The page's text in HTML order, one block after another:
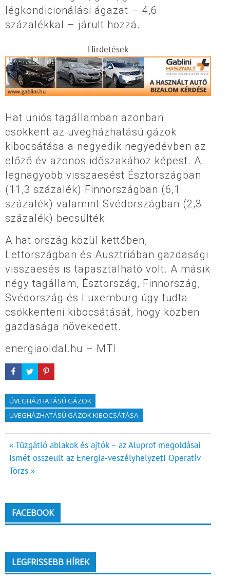
légkondicionálási ágazat – 4,6
százalékkal – járult hozzá.
Hirdetések
Hat uniós tagállamban azonban
csökkent az üvegházhatású gázok
kibocsátása a negyedik negyedévben az
előző év azonos időszakához képest. A
legnagyobb visszaesést Észtországban
(11,3 százalék) Finnországban (6,1
százalék) valamint Svédországban (2,3
százalék) becsülték.
A hat ország közül kettőben,
Lettországban és Ausztriában gazdasági
visszaesés is tapasztalható volt. A másik
négy tagállam, Észtország, Finnország,
Svédország és Luxemburg úgy tudta
csökkenteni kibocsátását, hogy közben
gazdasága növekedett.
energiaoldal.hu – MTI
ÜVEGHÁZHATÁSÚ GÁZOK
ÜVEGHÁZHATÁSÚ GÁZOK KIBOCSÁTÁSA
Bejegyzés
navigáció
« Tűzgátló ablakok és ajtók – az Aluprof megoldásai
Ismét összeült az Energia-veszélyhelyzeti Operatív
Törzs »
FACEBOOK
LEGFRISSEBB HÍREK